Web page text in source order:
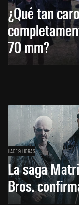
¿Qué tan
70 mm?
HACE 9 HORAS
La saga
Bros.